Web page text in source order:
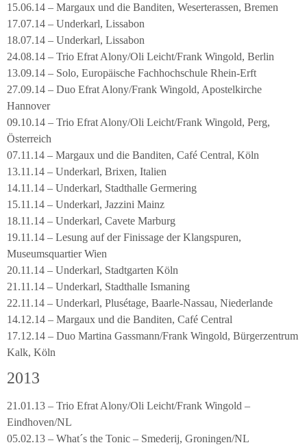
15.06.14 – Margaux und die Banditen, Weserterassen, Bremen
17.07.14 – Underkarl, Lissabon
18.07.14 – Underkarl, Lissabon
24.08.14 – Trio Efrat Alony/Oli Leicht/Frank Wingold, Berlin
13.09.14 – Solo, Europäische Fachhochschule Rhein-Erft
27.09.14 – Duo Efrat Alony/Frank Wingold, Apostelkirche
Hannover
09.10.14 – Trio Efrat Alony/Oli Leicht/Frank Wingold, Perg,
Österreich
07.11.14 – Margaux und die Banditen, Café Central, Köln
13.11.14 – Underkarl, Brixen, Italien
14.11.14 – Underkarl, Stadthalle Germering
15.11.14 – Underkarl, Jazzini Mainz
18.11.14 – Underkarl, Cavete Marburg
19.11.14 – Lesung auf der Finissage der Klangspuren,
Museumsquartier Wien
20.11.14 – Underkarl, Stadtgarten Köln
21.11.14 – Underkarl, Stadthalle Ismaning
22.11.14 – Underkarl, Plusétage, Baarle-Nassau, Niederlande
14.12.14 – Margaux und die Banditen, Café Central
17.12.14 – Duo Martina Gassmann/Frank Wingold, Bürgerzentrum
Kalk, Köln
2013
21.01.13 – Trio Efrat Alony/Oli Leicht/Frank Wingold –
Eindhoven/NL
05.02.13 – What´s the Tonic – Smederij, Groningen/NL